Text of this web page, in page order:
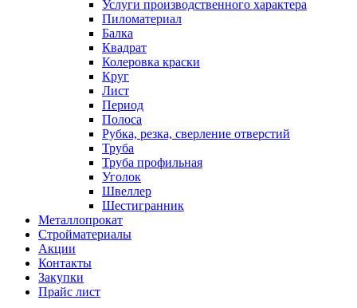
Услуги производственного характера
Пиломатериал
Балка
Квадрат
Колеровка краски
Круг
Лист
Период
Полоса
Рубка, резка, сверление отверстий
Труба
Труба профильная
Уголок
Швеллер
Шестигранник
Металлопрокат
Стройматериалы
Акции
Контакты
Закупки
Прайс лист